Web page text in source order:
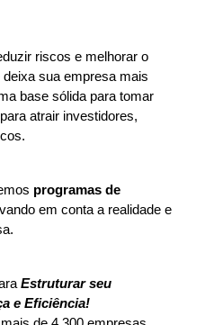
riscos e melhorar o
sua empresa mais
base sólida para tomar
atrair investidores,
programas de
em conta a realidade e
Estruturar seu
e Eficiência!